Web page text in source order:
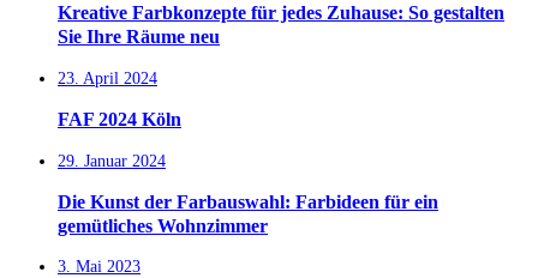
Kreative Farbkonzepte für jedes Zuhause: So gestalten
Sie Ihre Räume neu
23. April 2024
FAF 2024 Köln
29. Januar 2024
Die Kunst der Farbauswahl: Farbideen für ein
gemütliches Wohnzimmer
3. Mai 2023